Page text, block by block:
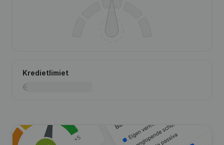
Kredietlimiet